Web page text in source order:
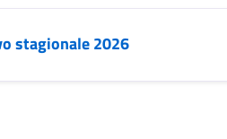
stagionale 2026